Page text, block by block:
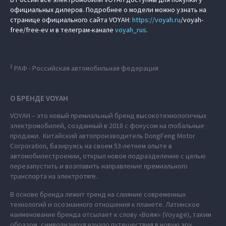
официальных дилеров. Подробнее о модели можно узнать на
странице официального сайта VOYAH: https://voyah.ru/voyah-
free/free-ev и в телеграм-канале voyah_rus.
2 РАФ - Российская автомобильная федерация
О БРЕНДЕ VOYAH
VOYAH – это новый премиальный бренд высокотехнологичных
электромобилей, созданный в 2018 с фокусом на глобальные
продажи. Китайский автопроизводитель DongFeng Motor
Corporation, базируясь на своем 53-летнем опыте в
автомобилестроении, открыл новое подразделение с целью
перезапустить и возглавить направление премиального
транспорта на электротяге.
В основе бренда лежит тренд на слияние современных
технологий и осознанного отношения к планете. Латинское
наименование бренда отсылает к слову «Вояж» (Voyage), таким